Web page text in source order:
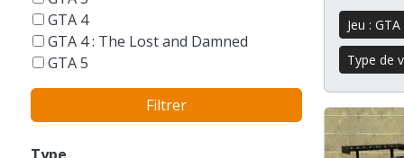
GTA 4
GTA 4 : The Lost and Damned
GTA 5
GTA 6
GTA Liberty City Stories
GTA London 1969
GTA Vice City
Filtrer
Jeu :
Type de